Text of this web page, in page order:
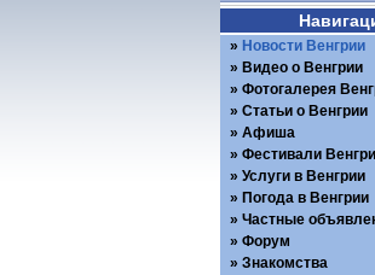
Новости Венгрии
Видео о Венгрии
Фотогалерея
Статьи о Венгрии
Афиша
Фестивали
Услуги в Венгрии
Погода в Венгрии
Частные
Форум
Знакомства